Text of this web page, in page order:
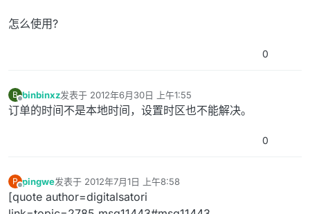
怎么使用?
0
B
离线
binbinxz发表于 2012年6月30日 上午1:55
最后由 编辑
订单的时间不是本地时间，设置时区也不能解决。
0
P
离线
pingwe发表于 2012年7月1日 上午8:58
最后由 编辑
[quote author=digitalsatori